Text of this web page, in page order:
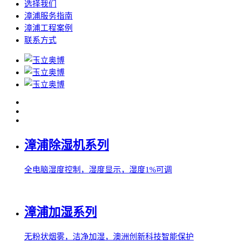
选择我们
漳浦服务指南
漳浦工程案例
联系方式
漳浦除湿机系列
全电脑湿度控制，湿度显示，湿度1%可调
漳浦加湿系列
无粉状烟雾，洁净加湿，澳洲创新科技智能保护